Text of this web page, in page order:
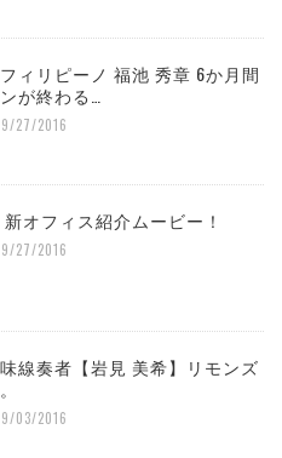
ィリピーノ 福池 秀章 6か月間
が終わる…
27/2016
オフィス紹介ムービー！
27/2016
線奏者【岩見 美希】リモンズ
03/2016